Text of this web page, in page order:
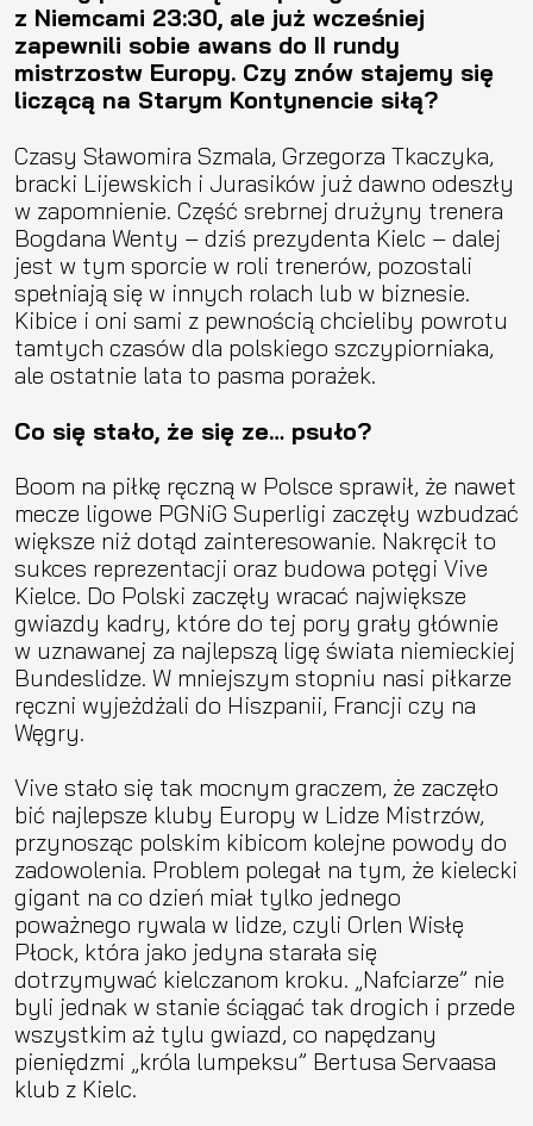
z Niemcami 23:30, ale już wcześniej
zapewnili sobie awans do II rundy
mistrzostw Europy. Czy znów stajemy się
liczącą na Starym Kontynencie siłą?
Czasy Sławomira Szmala, Grzegorza Tkaczyka,
bracki Lijewskich i Jurasików już dawno odeszły
w zapomnienie. Część srebrnej drużyny trenera
Bogdana Wenty – dziś prezydenta Kielc – dalej
jest w tym sporcie w roli trenerów, pozostali
spełniają się w innych rolach lub w biznesie.
Kibice i oni sami z pewnością chcieliby powrotu
tamtych czasów dla polskiego szczypiorniaka,
ale ostatnie lata to pasma porażek.
Co się stało, że się ze… psuło?
Boom na piłkę ręczną w Polsce sprawił, że nawet
mecze ligowe PGNiG Superligi zaczęły wzbudzać
większe niż dotąd zainteresowanie. Nakręcił to
sukces reprezentacji oraz budowa potęgi Vive
Kielce. Do Polski zaczęły wracać największe
gwiazdy kadry, które do tej pory grały głównie
w uznawanej za najlepszą ligę świata niemieckiej
Bundeslidze. W mniejszym stopniu nasi piłkarze
ręczni wyjeżdżali do Hiszpanii, Francji czy na
Węgry.
Vive stało się tak mocnym graczem, że zaczęło
bić najlepsze kluby Europy w Lidze Mistrzów,
przynosząc polskim kibicom kolejne powody do
zadowolenia. Problem polegał na tym, że kielecki
gigant na co dzień miał tylko jednego
poważnego rywala w lidze, czyli Orlen Wisłę
Płock, która jako jedyna starała się
dotrzymywać kielczanom kroku. „Nafciarze” nie
byli jednak w stanie ściągać tak drogich i przede
wszystkim aż tylu gwiazd, co napędzany
pieniędzmi „króla lumpeksu” Bertusa Servaasa
klub z Kielc.